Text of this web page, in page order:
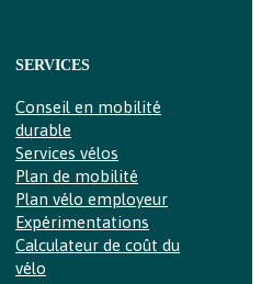
SERVICES
Conseil en mobilité
durable
Services vélos
Plan de mobilité
Plan vélo employeur
Expérimentations
Calculateur de coût du
vélo